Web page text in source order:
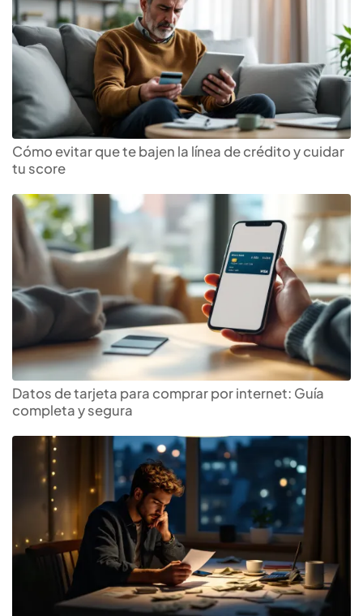
Cómo evitar que te bajen la línea de crédito y cuidar
tu score
Datos de tarjeta para comprar por internet: Guía
completa y segura